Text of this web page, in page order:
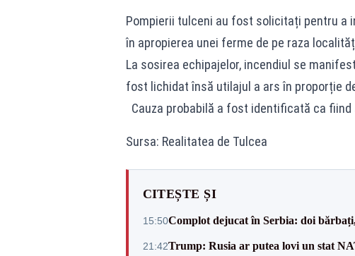
Pompierii tulceni au fost solicitați pentru a
în apropierea unei ferme de pe raza
La sosirea echipajelor, incendiul se
fost lichidat însă utilajul a ars în proporție
Cauza probabilă a fost identificată ca
Sursa: Realitatea de Tulcea
CITEȘTE ȘI
15:50Complot dejucat în Serbia: doi
21:42Trump: Rusia ar putea lovi un stat